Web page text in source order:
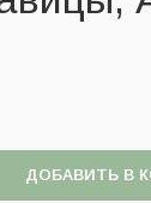
ДОБАВИТЬ В